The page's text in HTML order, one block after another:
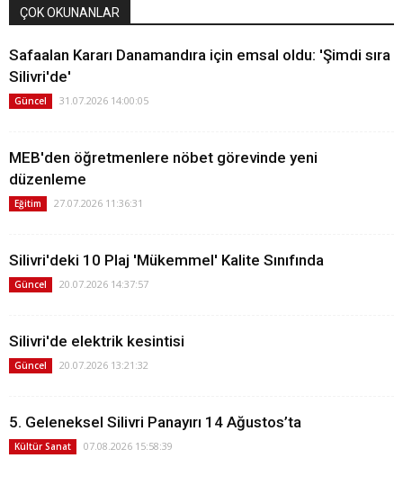
ÇOK OKUNANLAR
Safaalan Kararı Danamandıra için emsal oldu: 'Şimdi sıra
Silivri'de'
Güncel 31.07.2026 14:00:05
MEB'den öğretmenlere nöbet görevinde yeni
düzenleme
Eğitim 27.07.2026 11:36:31
Silivri'deki 10 Plaj 'Mükemmel' Kalite Sınıfında
Güncel 20.07.2026 14:37:57
Silivri'de elektrik kesintisi
Güncel 20.07.2026 13:21:32
5. Geleneksel Silivri Panayırı 14 Ağustos’ta
Kültür Sanat 07.08.2026 15:58:39